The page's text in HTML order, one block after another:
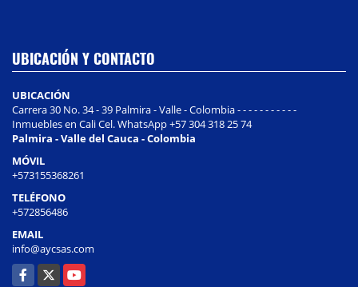
UBICACIÓN Y CONTACTO
UBICACIÓN
Carrera 30 No. 34 - 39 Palmira - Valle - Colombia - - - - - - - - - - -
Inmuebles en Cali Cel. WhatsApp +57 304 318 25 74
Palmira - Valle del Cauca - Colombia
MÓVIL
+573155368261
TELÉFONO
+572856486
EMAIL
info@aycsas.com
Facebook
X YouTube